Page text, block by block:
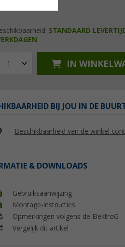
STANDAARD
1 IN
BIJ JOU IN DE
Beschikbaarheid van de winkel
& DOWNLOADS
Gebruiksaanwijzing
Montage-instructies
Opmerkingen volgens de ElektroG
Vergelijk dit artikel